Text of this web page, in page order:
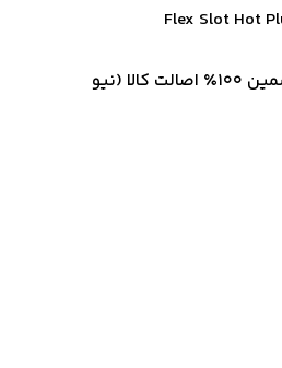
18 ماه گارانتی معتبر شرکتی و تضمین ۱۰۰٪ اصالت کالا (نیو